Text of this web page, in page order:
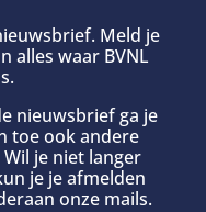
Meld je
alles waar BVNL
nieuwsbrief ga je
toe ook andere
je niet langer
je je afmelden
onze mails.